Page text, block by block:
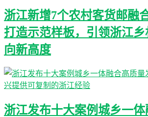
浙江新增7个农村客货邮融
打造示范样板，引领浙江
向新高度
浙江发布十大案例城乡一